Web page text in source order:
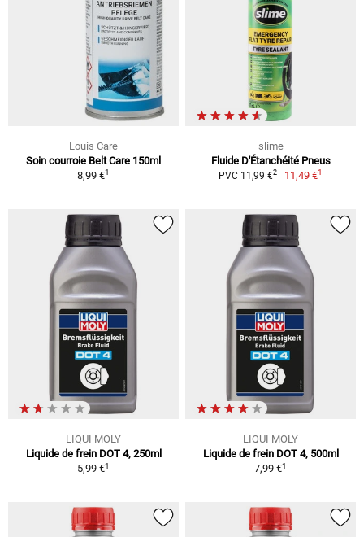
Louis Care
Soin courroie Belt Care 150ml
8,99 €1
slime
Fluide D'Étanchéité Pneus
PVC 11,99 €2 11,49 €1
LIQUI MOLY
Liquide de frein DOT 4, 250ml
5,99 €1
LIQUI MOLY
Liquide de frein DOT 4, 500ml
7,99 €1